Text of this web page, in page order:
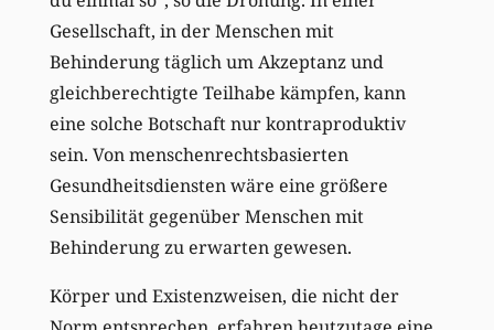
Gesellschaft, in der Menschen mit
Behinderung täglich um Akzeptanz und
gleichberechtigte Teilhabe kämpfen, kann
eine solche Botschaft nur kontraproduktiv
sein. Von menschenrechtsbasierten
Gesundheitsdiensten wäre eine größere
Sensibilität gegenüber Menschen mit
Behinderung zu erwarten gewesen.
Körper und Existenzweisen, die nicht der